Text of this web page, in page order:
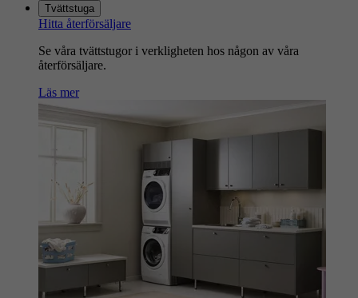
Tvättstuga
Hitta återförsäljare
Se våra tvättstugor i verkligheten hos någon av våra
återförsäljare.
Läs mer